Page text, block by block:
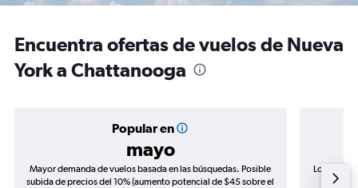
Encuentra ofertas de vuelos de Nueva
York a Chattanooga
Popular en
mayo
Mayor demanda de vuelos basada en las búsquedas. Posible
subida de precios del 10% (aumento potencial de $45 sobre el
Los
de